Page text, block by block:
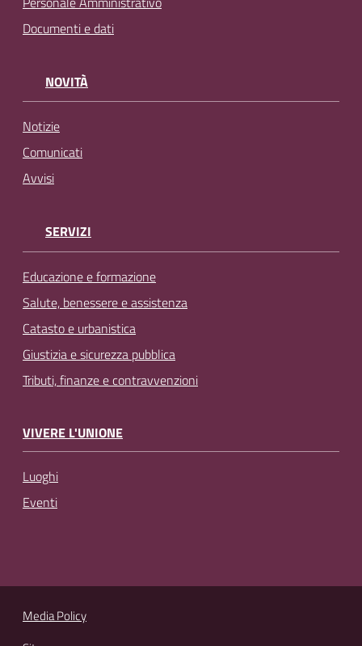
Documenti e dati
NOVITÀ
Notizie
Comunicati
Avvisi
SERVIZI
Educazione e formazione
Salute, benessere e assistenza
Catasto e urbanistica
Giustizia e sicurezza pubblica
Tributi, finanze e contravvenzioni
VIVERE L'UNIONE
Luoghi
Eventi
Media Policy